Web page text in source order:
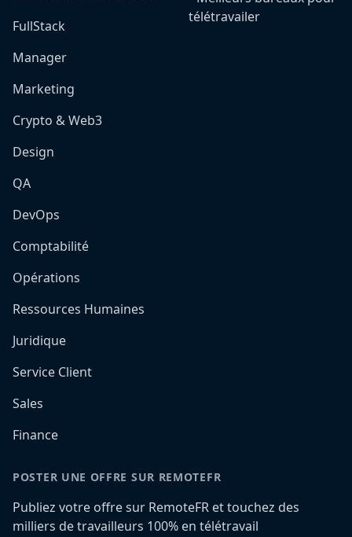
FullStack
Manager
Marketing
Crypto & Web3
Design
QA
DevOps
Comptabilité
Opérations
Ressources Humaines
Juridique
Service Client
Sales
Finance
télétravailer
POSTER UNE OFFRE SUR REMOTEFR
Publiez votre offre sur RemoteFR et touchez des
milliers de travailleurs 100% en télétravail